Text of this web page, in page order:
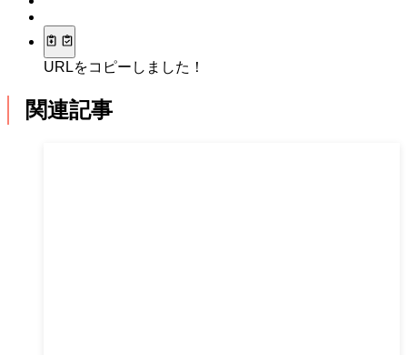
URLをコピーしました！
関連記事